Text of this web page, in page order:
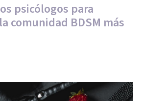
psicólogos para
comunidad BDSM más